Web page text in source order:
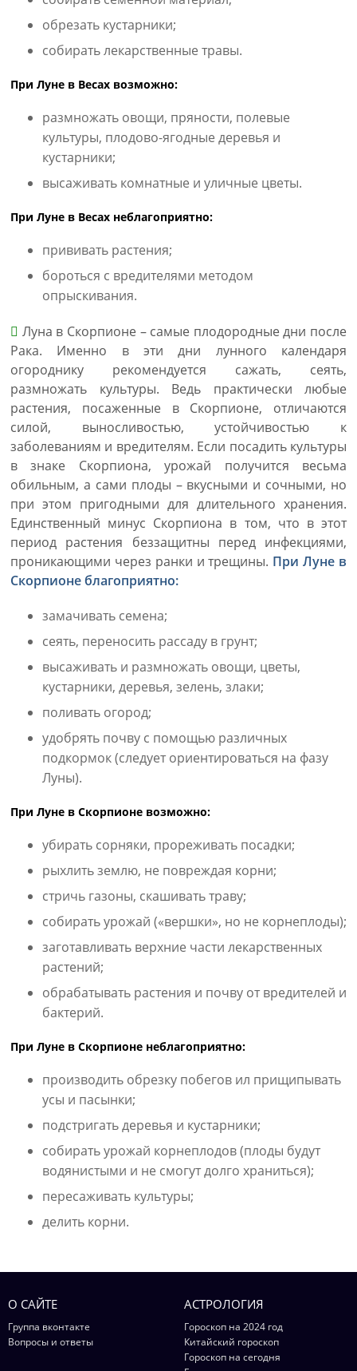
обрезать кустарники;
собирать лекарственные травы.
При Луне в Весах возможно:
размножать овощи, пряности, полевые
культуры, плодово-ягодные деревья и
кустарники;
высаживать комнатные и уличные цветы.
При Луне в Весах неблагоприятно:
прививать растения;
бороться с вредителями методом
опрыскивания.
Луна в Скорпионе – самые плодородные дни после
Рака. Именно в эти дни лунного календаря
огороднику рекомендуется сажать, сеять,
размножать культуры. Ведь практически любые
растения, посаженные в Скорпионе, отличаются
силой, выносливостью, устойчивостью к
заболеваниям и вредителям. Если посадить культуры
в знаке Скорпиона, урожай получится весьма
обильным, а сами плоды – вкусными и сочными, но
при этом пригодными для длительного хранения.
Единственный минус Скорпиона в том, что в этот
период растения беззащитны перед инфекциями,
проникающими через ранки и трещины. При Луне в
Скорпионе благоприятно:
замачивать семена;
сеять, переносить рассаду в грунт;
высаживать и размножать овощи, цветы,
кустарники, деревья, зелень, злаки;
поливать огород;
удобрять почву с помощью различных
подкормок (следует ориентироваться на фазу
Луны).
При Луне в Скорпионе возможно:
убирать сорняки, прореживать посадки;
рыхлить землю, не повреждая корни;
стричь газоны, скашивать траву;
собирать урожай («вершки», но не корнеплоды);
заготавливать верхние части лекарственных
растений;
обрабатывать растения и почву от вредителей и
бактерий.
При Луне в Скорпионе неблагоприятно:
производить обрезку побегов ил прищипывать
усы и пасынки;
подстригать деревья и кустарники;
собирать урожай корнеплодов (плоды будут
водянистыми и не смогут долго храниться);
пересаживать культуры;
делить корни.
О САЙТЕ
Группа вконтакте
Вопросы и ответы
АСТРОЛОГИЯ
Гороскоп на 2024 год
Китайский гороскоп
Гороскоп на сегодня